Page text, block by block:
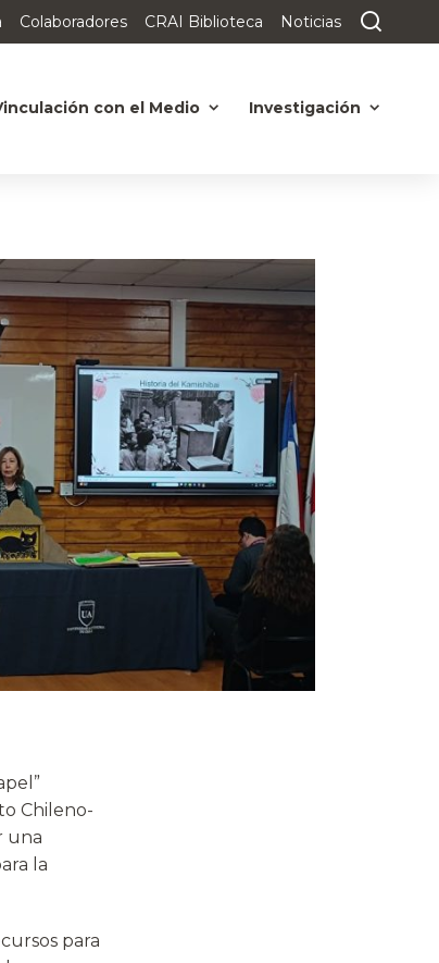
Colaboradores CRAI Biblioteca Noticias
con el Medio Investigación
Chileno-
una
la
para